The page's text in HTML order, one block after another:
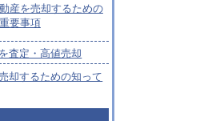
産を売却するための
要事項
査定・高値売却
却するための知って